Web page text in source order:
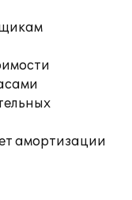
амортизации